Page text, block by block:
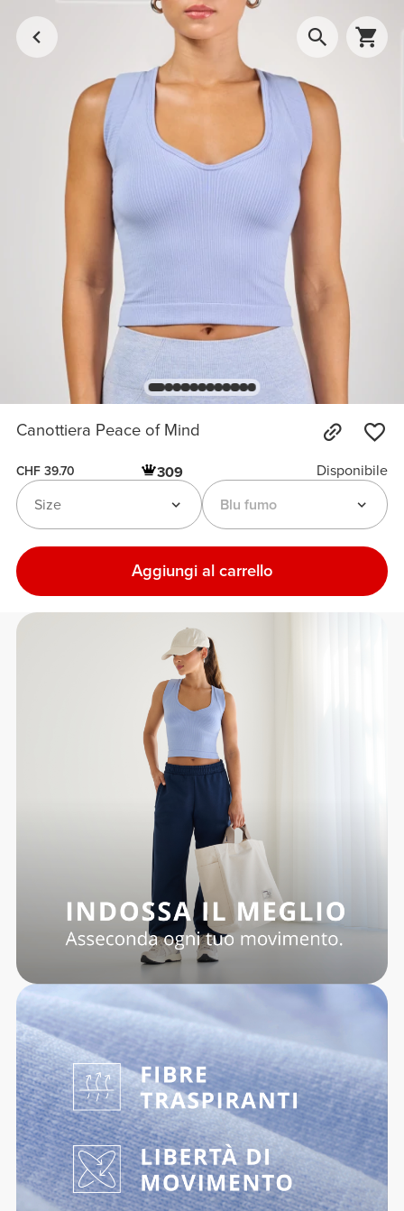
Canottiera Peace of Mind
CHF 39.70 309
Disponibile
Blu fumo
Size
Aggiungi al carrello